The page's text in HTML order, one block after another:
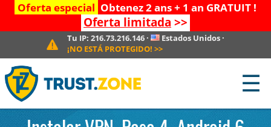
Oferta especial Obtenez 2 ans + 1 an GRATUIT !
Oferta limitada >>
Tu IP: 216.73.216.146· Estados Unidos ·
¡NO ESTÁ PROTEGIDO! >>
☰